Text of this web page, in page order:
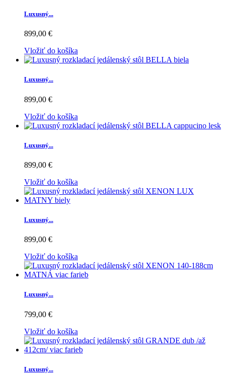
Luxusný...
899,00 €
Vložiť do košíka
Luxusný...
899,00 €
Vložiť do košíka
Luxusný...
899,00 €
Vložiť do košíka
Luxusný...
899,00 €
Vložiť do košíka
Luxusný...
799,00 €
Vložiť do košíka
Luxusný...